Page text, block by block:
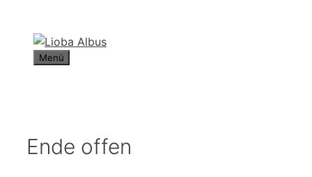
springen
Menü
Ende offen